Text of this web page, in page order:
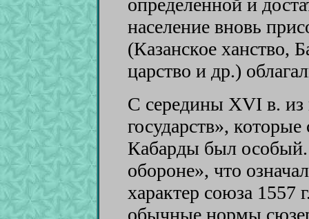
определенной и
население вновь
(Казанское ханство,
царство и др.)
С середины XVI в.
государств»,
Кабарды был особый.
обороне», что
характер союза 1557
обычные нормы